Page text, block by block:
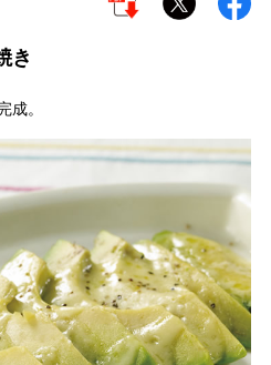
き
成。